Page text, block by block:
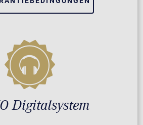
Digitalsystem